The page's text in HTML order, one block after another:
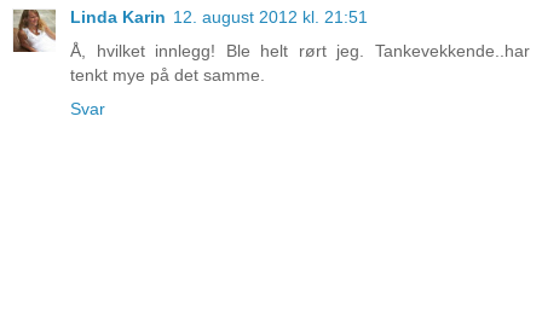
Linda Karin 12. august 2012 kl. 21:51
Å, hvilket innlegg! Ble helt rørt jeg. Tankevekkende..har
tenkt mye på det samme.
Svar